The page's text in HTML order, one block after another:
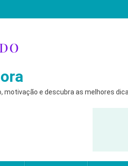
e descubra as melhores